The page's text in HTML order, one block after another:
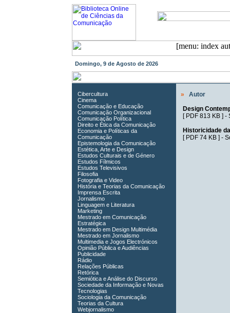
Domingo, 9 de Agosto de 2026
Cibercultura
Cinema
Comunicação e Educação
Comunicação Organizacional
Comunicação Política
Direito e Ética da Comunicação
Economia e Políticas da
Comunicação
Epistemologia da Comunicação
Estética, Arte e Design
Estudos Culturais e de Género
Estudos Fílmicos
Estudos Televisivos
Filosofia
Fotografia e Video
História e Teorias da Comunicação
Imprensa Escrita
Jornalismo
Linguagem e Literatura
Marketing
Mestrado em Comunicação
Estratégica
Mestrado em Design Multimédia
Mestrado em Jornalismo
Multimedia e Jogos Electrónicos
Opinião Pública e Audiências
Publicidade
Rádio
Relações Públicas
Retórica
Semiótica e Análise do Discurso
Sociedade da Informação e Novas
Tecnologias
Sociologia da Comunicação
Teorias da Cultura
Webjornalismo
»
Autor
Design
[ PDF 813 KB] -
Historicidade
[ PDF 74 KB] -